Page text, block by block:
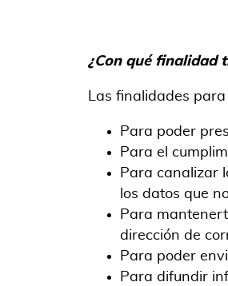
¿Con qué finalidad
Las finalidades
Para poder
Para el
Para canalizar
los datos que
Para
dirección de
Para poder
Para difundir